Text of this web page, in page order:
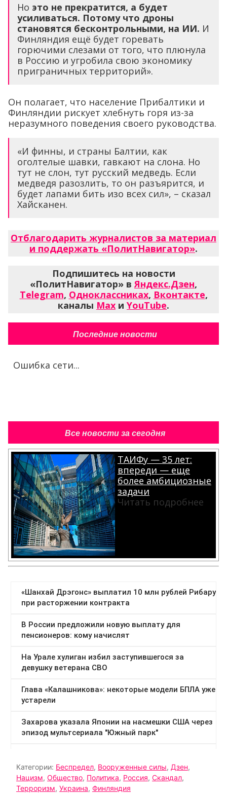
Но это не прекратится, а будет
усиливаться. Потому что дроны
становятся бесконтрольными, на ИИ. И
Финляндия ещё будет горевать
горючими слезами от того, что плюнула
в Россию и угробила свою экономику
приграничных территорий».
Он полагает, что население Прибалтики и
Финляндии рискует хлебнуть горя из-за
неразумного поведения своего руководства.
«И финны, и страны Балтии, как
оголтелые шавки, гавкают на слона. Но
тут не слон, тут русский медведь. Если
медведя разозлить, то он разъярится, и
будет лапами бить изо всех сил», – сказал
Хайсканен.
Отблагодарить журналистов за материал
и поддержать «ПолитНавигатор».
Подпишитесь на новости
«ПолитНавигатор» вЯндекс.Дзен,
Telegram, Одноклассниках, Вконтакте,
каналы Max и YouTube.
Последние новости
Ошибка сети...
Все новости за сегодня
ТАИФу — 35 лет:
впереди — еще
более амбициозные
задачи
Читать подробнее
Категории: Беспредел, Вооруженные силы, Дзен,
Нацизм, Общество, Политика, Россия, Скандал,
Терроризм, Украина, Финляндия